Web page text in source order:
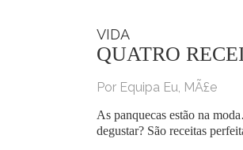
VIDA
QUATRO
Por Equipa Eu, MÃ£e
As panquecas estão na
degustar? São receitas